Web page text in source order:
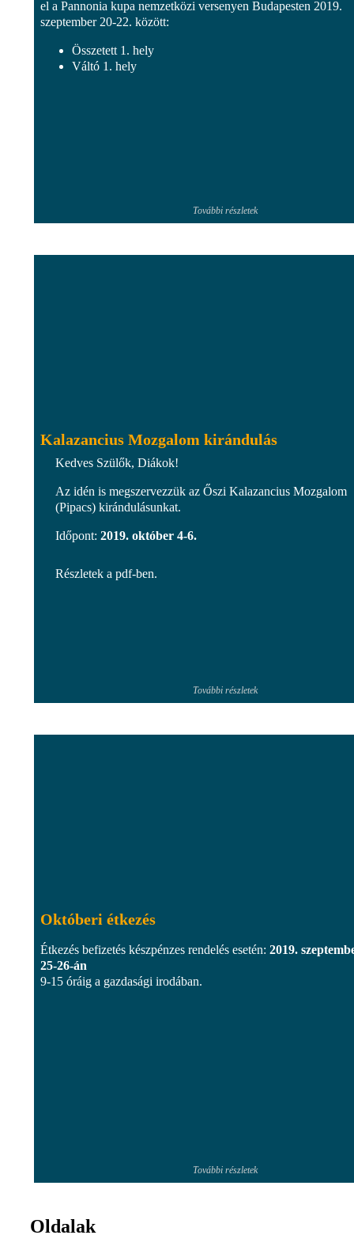
el a Pannonia kupa nemzetközi versenyen Budapesten 2019.
szeptember 20-22. között:
Összetett 1. hely
Váltó 1. hely
További részletek
Kalazancius Mozgalom kirándulás
Kedves Szülők, Diákok!
Az idén is megszervezzük az Őszi Kalazancius Mozgalom
(Pipacs) kirándulásunkat.
Időpont: 2019. október 4-6.
Részletek a pdf-ben.
További részletek
Októberi étkezés
Étkezés befizetés készpénzes rendelés esetén: 2019.
25-26-án
9-15 óráig a gazdasági irodában.
További részletek
Oldalak